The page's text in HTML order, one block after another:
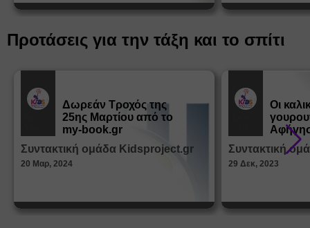
Προτάσεις για την τάξη και το σπίτι
Δωρεάν Tροχός της
25ης Μαρτίου από το
my-book.gr
Συντακτική ομάδα Kidsproject.gr
20 Μαρ, 2024
Οι
από τα
Συντακτική
29 Δεκ, 2023